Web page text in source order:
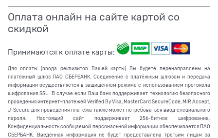
Оплата онлайн на сайте картой со
скидкой
Принимаются к оплате карты:
Для оплаты (ввода реквизитов Вашей карты) Вы будете перенаправлены на
платёжный шлюз ПАО СБЕРБАНК. Соединение с платёжным шлюзом и передача
информации осуществляется в защищённом режиме с использованием протокола
шифрования SSL. В случае если Ваш банк поддерживает технологию безопасного
проведения интернет-платежей Verified By Visa, MasterCard SecureCode, MIR Accept,
J-Secure для проведения платежа также может потребоваться ввод специального
пароля. Настоящий сайт поддерживает 256-битное шифрование.
Конфиденциальность сообщаемой персональной информации обеспечивается ПАО
СБЕРБАНК. Введённая информация не будет предоставлена третьим лицам за